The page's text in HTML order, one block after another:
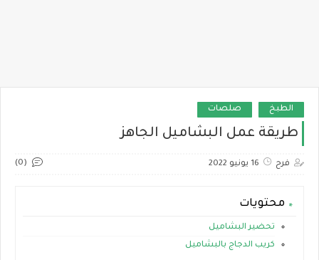
الطبخ صلصات
طريقة عمل البشاميل الجاهز
فرح 16 يونيو 2022 (0)
محتويات
تحضير البشاميل
كريب الدجاج بالبشاميل